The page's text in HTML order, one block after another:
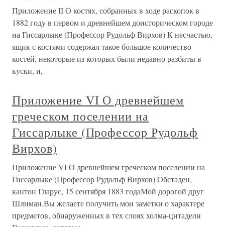
Приложение II О костях, собранных в ходе раскопок в
1882 году в первом и древнейшем доисторическом городе
на Гиссарлыке (Профессор Рудольф Вирхов) К несчастью,
ящик с костями содержал такое большое количество
костей, некоторые из которых были недавно разбиты в
куски, и,
Приложение VI О древнейшем
греческом поселении на
Гиссарлыке (Профессор Рудольф
Вирхов)
Приложение VI О древнейшем греческом поселении на
Гиссарлыке (Профессор Рудольф Вирхов) Обстаден,
кантон Гларус, 15 сентября 1883 годаМой дорогой друг
Шлиман.Вы желаете получить мои заметки о характере
предметов, обнаруженных в тех слоях холма-цитадели